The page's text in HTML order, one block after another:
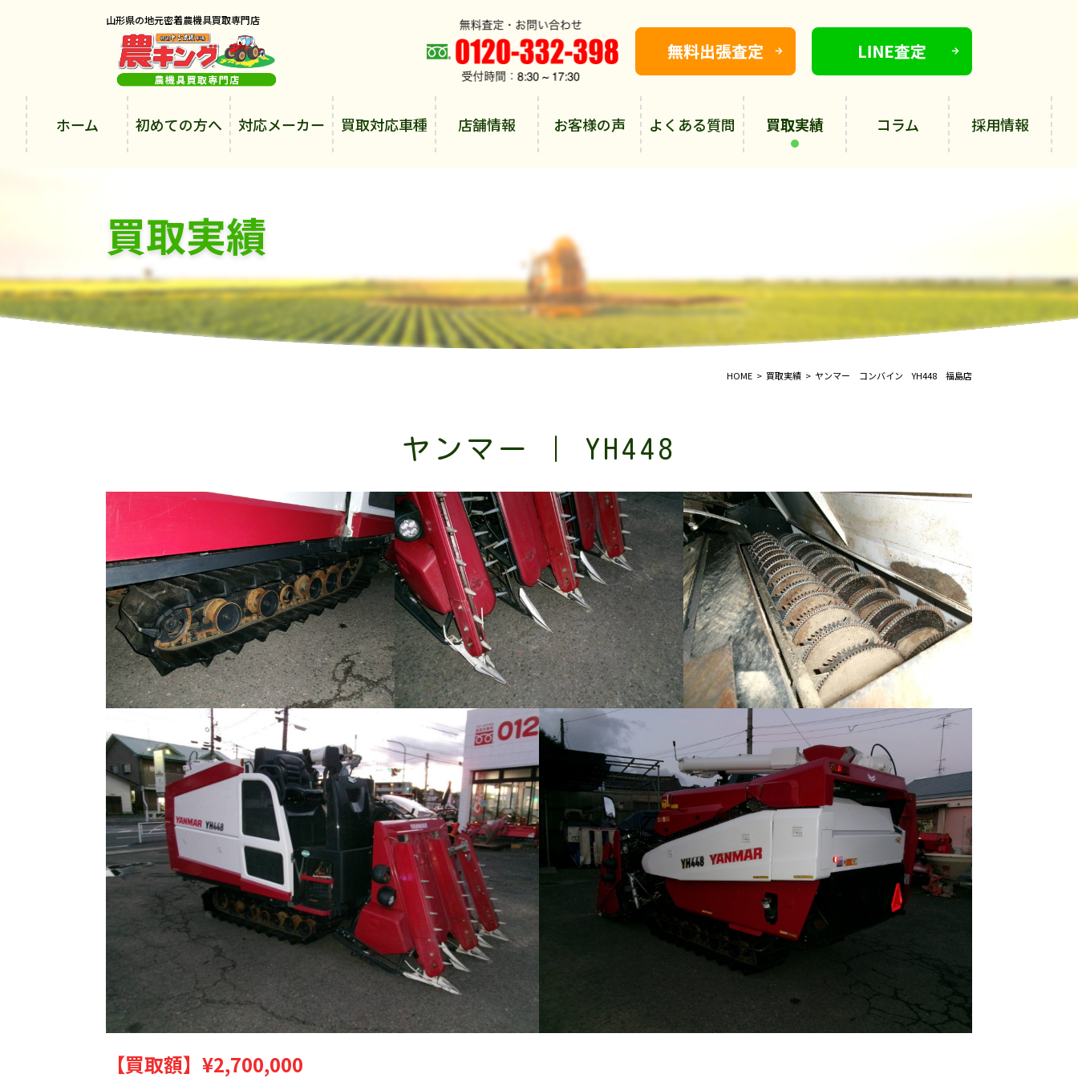
山形県の地元密着農機具買取専門店
ホーム 初めての方へ 対応メーカー 買取対応車種 店舗情報 お客様の声 よくある質問 買取実績 コラム 採用情報
買取実績
HOME 買取実績 ヤンマー コンバイン YH448 福島店
ヤンマー | YH448
【買取額】 ¥2,700,000